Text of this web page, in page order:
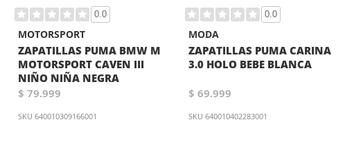
0.0
MOTORSPORT
ZAPATILLAS PUMA BMW M
MOTORSPORT CAVEN III
NIÑO NIÑA NEGRA
$ 79.999
SKU 640010309166001
0.0
MODA
ZAPATILLAS PUMA CARINA
3.0 HOLO BEBE BLANCA
$ 69.999
SKU 640010402283001